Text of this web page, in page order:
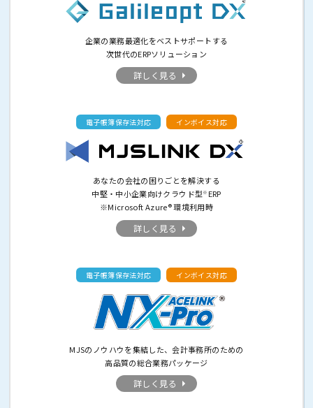
企業の業務最適化をベストサポートする
次世代のERPソリューション
詳しく見る
電子帳簿保存法対応 インボイス対応
あなたの会社の困りごとを解決する
中堅・中小企業向けクラウド型 ※ ERP
※Microsoft Azure® 環境利用時
詳しく見る
電子帳簿保存法対応 インボイス対応
MJSのノウハウを集結した、会計事務所のための
高品質の総合業務パッケージ
詳しく見る